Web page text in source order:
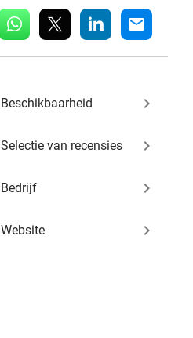
whatsapp linkedin mail
Beschikbaarheid keyboard_arrow_right
Selectie van recensies keyboard_arrow_right
Bedrijf keyboard_arrow_right
Website keyboard_arrow_right